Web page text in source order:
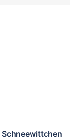
Schneewittchen